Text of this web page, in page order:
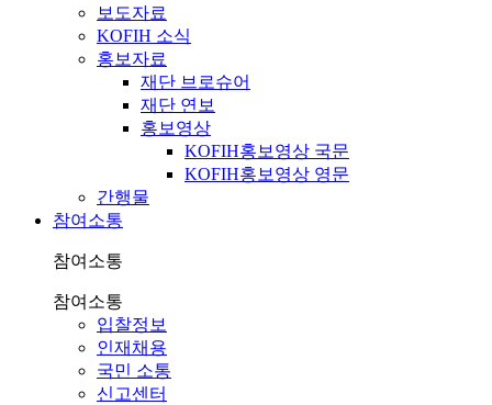
보도자료
KOFIH 소식
홍보자료
재단 브로슈어
재단 연보
홍보영상
KOFIH홍보영상 국문
KOFIH홍보영상 영문
간행물
참여소통
참여소통
참여소통
입찰정보
인재채용
국민 소통
신고센터